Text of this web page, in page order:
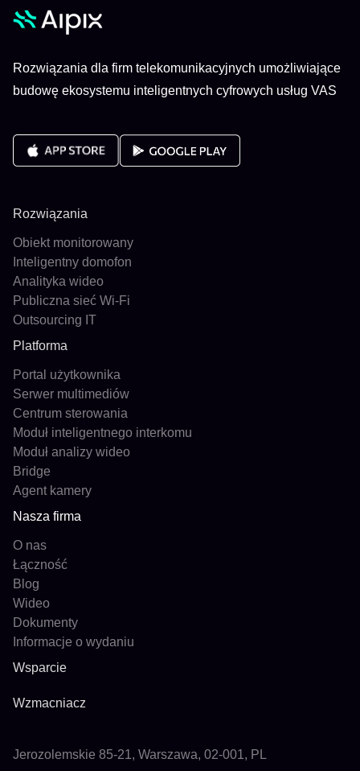
Rozwiązania dla firm telekomunikacyjnych umożliwiające
budowę ekosystemu inteligentnych cyfrowych usług VAS
Rozwiązania
Obiekt monitorowany
Inteligentny domofon
Analityka wideo
Publiczna sieć Wi-Fi
Outsourcing IT
Platforma
Portal użytkownika
Serwer multimediów
Centrum sterowania
Moduł inteligentnego interkomu
Moduł analizy wideo
Bridge
Agent kamery
Nasza firma
O nas
Łączność
Blog
Wideo
Dokumenty
Informacje o wydaniu
Wsparcie
Wzmacniacz
Jerozolemskie 85-21, Warszawa, 02-001, PL